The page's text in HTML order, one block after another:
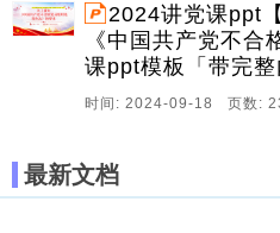
2024讲党课ppt
《中国共产党不合
课ppt模板「带完
时间: 2024-09-18 页数:
最新文档